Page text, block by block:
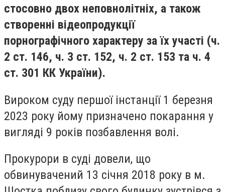
стосовно двох неповнолітніх, а також
створенні відеопродукції
порнографічного характеру за їх участі (ч.
2 ст. 146, ч. 3 ст. 152, ч. 2 ст. 153 та ч. 4
ст. 301 КК України).
Вироком суду першої інстанції 1 березня
2023 року йому призначено покарання у
вигляді 9 років позбавлення волі.
Прокурори в суді довели, що
обвинувачений 13 січня 2018 року в м.